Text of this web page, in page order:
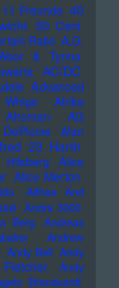
11 Freunde 40
50 Cent
Ratio A.G.
& Tynna
AC/DC
Advanced
Afrika
Afroman
AG
Alan
23 Harth
Hilsberg
Alice
Alice Merton
Althea And
Andre 3000
Berg
Andreas
Andrew
Andy Bell Andy
Andy
Branduardi